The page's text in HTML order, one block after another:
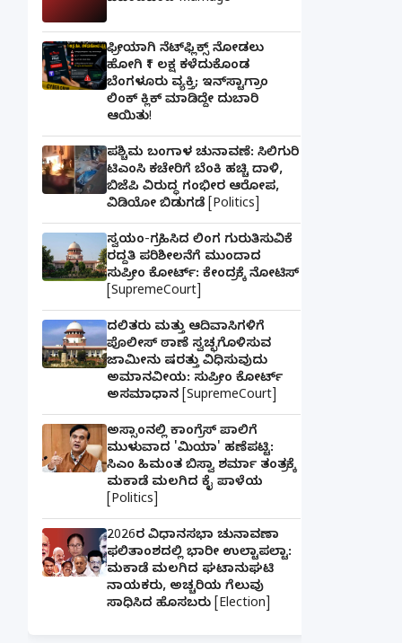
ಫ್ರೀಯಾಗಿ ನೆಟ್‌ಫ್ಲಿಕ್ಸ್ ನೋಡಲು
ಹೋಗಿ ₹1 ಲಕ್ಷ ಕಳೆದುಕೊಂಡ
ಬೆಂಗಳೂರು ವ್ಯಕ್ತಿ; ಇನ್‌ಸ್ಟಾಗ್ರಾಂ
ಲಿಂಕ್ ಕ್ಲಿಕ್ ಮಾಡಿದ್ದೇ ದುಬಾರಿ
ಆಯಿತು!
ಪಶ್ಚಿಮ ಬಂಗಾಳ ಚುನಾವಣೆ: ಸಿಲಿಗುರಿ
ಟಿಎಂಸಿ ಕಚೇರಿಗೆ ಬೆಂಕಿ ಹಚ್ಚಿ ದಾಳಿ,
ಬಿಜೆಪಿ ವಿರುದ್ಧ ಗಂಭೀರ ಆರೋಪ,
ವಿಡಿಯೋ ಬಿಡುಗಡೆ [Politics]
ಸ್ವಯಂ-ಗ್ರಹಿಸಿದ ಲಿಂಗ ಗುರುತಿಸುವಿಕೆ
ರದ್ದತಿ ಪರಿಶೀಲನೆಗೆ ಮುಂದಾದ
ಸುಪ್ರೀಂ ಕೋರ್ಟ್: ಕೇಂದ್ರಕ್ಕೆ ನೋಟಿಸ್
[SupremeCourt]
ದಲಿತರು ಮತ್ತು ಆದಿವಾಸಿಗಳಿಗೆ
ಪೊಲೀಸ್ ಠಾಣೆ ಸ್ವಚ್ಛಗೊಳಿಸುವ
ಜಾಮೀನು ಷರತ್ತು ವಿಧಿಸುವುದು
ಅಮಾನವೀಯ: ಸುಪ್ರೀಂ ಕೋರ್ಟ್
ಅಸಮಾಧಾನ [SupremeCourt]
ಅಸ್ಸಾಂನಲ್ಲಿ ಕಾಂಗ್ರೆಸ್ ಪಾಲಿಗೆ
ಮುಳುವಾದ 'ಮಿಯಾ' ಹಣೆಪಟ್ಟಿ:
ಸಿಎಂ ಹಿಮಂತ ಬಿಸ್ವಾ ಶರ್ಮಾ ತಂತ್ರಕ್ಕೆ
ಮಕಾಡೆ ಮಲಗಿದ ಕೈ ಪಾಳೆಯ
[Politics]
2026ರ ವಿಧಾನಸಭಾ ಚುನಾವಣಾ
ಫಲಿತಾಂಶದಲ್ಲಿ ಭಾರೀ ಉಲ್ಟಾಪಲ್ಟಾ:
ಮಕಾಡೆ ಮಲಗಿದ ಘಟಾನುಘಟಿ
ನಾಯಕರು, ಅಚ್ಚರಿಯ ಗೆಲುವು
ಸಾಧಿಸಿದ ಹೊಸಬರು [Election]